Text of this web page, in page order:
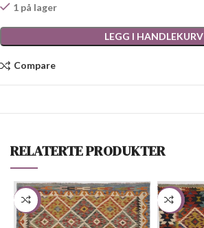
1 på lager
LEGG I HANDLEKURV
Compare
RELATERTE PRODUKTER
-50% -27%